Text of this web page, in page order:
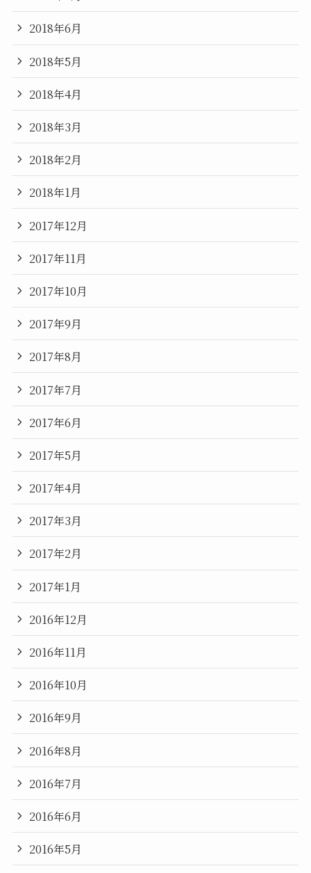
2018年6月
2018年5月
2018年4月
2018年3月
2018年2月
2018年1月
2017年12月
2017年11月
2017年10月
2017年9月
2017年8月
2017年7月
2017年6月
2017年5月
2017年4月
2017年3月
2017年2月
2017年1月
2016年12月
2016年11月
2016年10月
2016年9月
2016年8月
2016年7月
2016年6月
2016年5月